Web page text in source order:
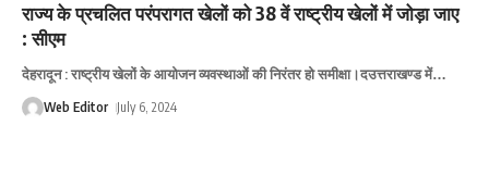
राज्य के प्रचलित परंपरागत खेलों को 38 वें राष्ट्रीय खेलों में जोड़ा जाए
: सीएम
देहरादून : राष्ट्रीय खेलों के आयोजन व्यवस्थाओं की निरंतर हो समीक्षा।दउत्तराखण्ड में…
Web Editor July 6, 2024